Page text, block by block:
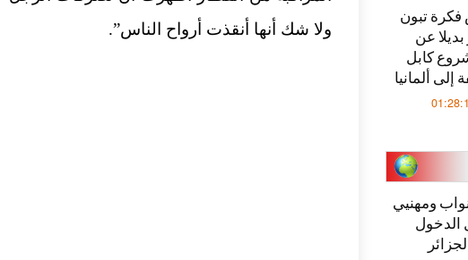
ولا شك أنها أنقذت أرواح الناس”.
تبون
عن
كابل
إلى ألمانيا
ومهنيي
الدخول